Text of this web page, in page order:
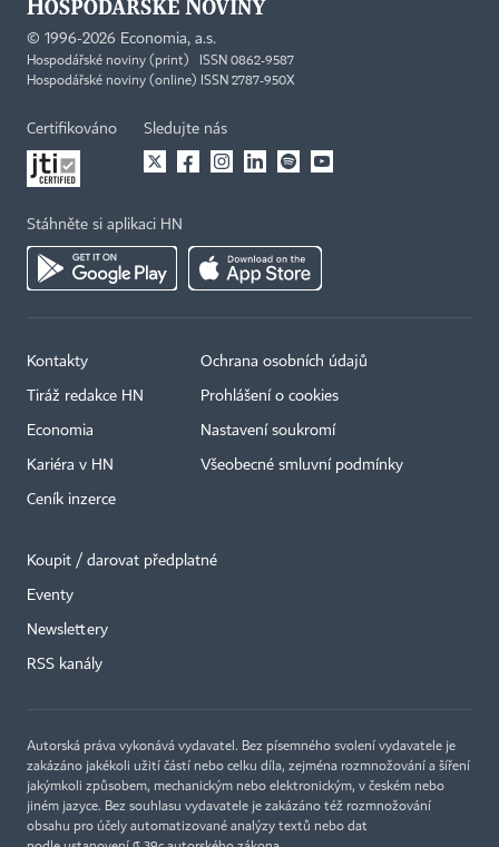
© 1996-2026 Economia, a.s.
Hospodářské noviny (print) ISSN 0862-9587
Hospodářské noviny (online) ISSN 2787-950X
Certifikováno Sledujte nás
Stáhněte si aplikaci HN
Kontakty
Tiráž redakce HN
Economia
Kariéra v HN
Ceník inzerce
Ochrana osobních údajů
Prohlášení o cookies
Nastavení soukromí
Všeobecné smluvní podmínky
Koupit / darovat předplatné
Eventy
Newslettery
RSS kanály
Autorská práva vykonává vydavatel. Bez písemného svolení vydavatele je
zakázáno jakékoli užití částí nebo celku díla, zejména rozmnožování a šíření
jakýmkoli způsobem, mechanickým nebo elektronickým, v českém nebo
jiném jazyce. Bez souhlasu vydavatele je zakázáno též rozmnožování
obsahu pro účely automatizované analýzy textů nebo dat